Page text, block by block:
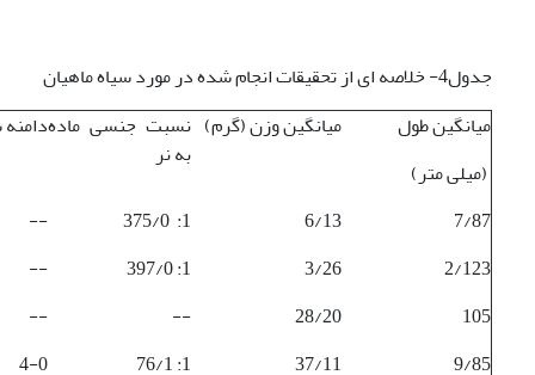
جدول4- خلاصه ای از تحقیقات انجام شده در مورد سیاه ماهیان
میانگین طول
(میلی متر)
میانگین وزن (گرم) نسبت جنسی ماده
به نر
7/87
6/13
1: 375/0
--
2/123
3/26
1: 397/0
--
105
28/20
--
--
9/85
37/11
1: 76/1
4-0